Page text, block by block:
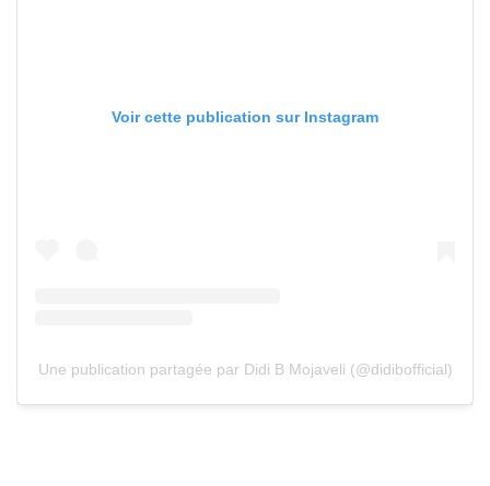
Voir cette publication sur Instagram
Une publication partagée par Didi B Mojaveli (@didibofficial)